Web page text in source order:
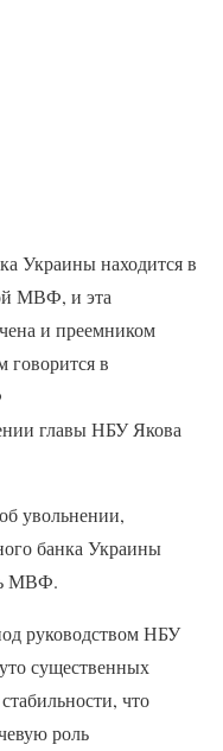
Украины находится в
МВФ, и эта
и преемником
говорится в
главы НБУ Якова
увольнении,
банка Украины
МВФ.
руководством НБУ
существенных
что
роль